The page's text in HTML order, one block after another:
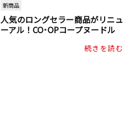
新商品
人気のロングセラー商品がリニュ
ーアル！CO･OPコープヌードル
続きを読む